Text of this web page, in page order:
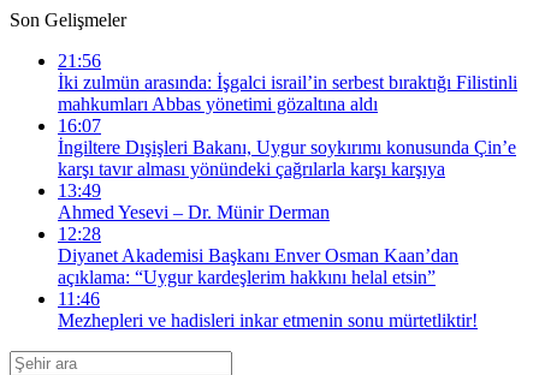
Son Gelişmeler
21:56
İki zulmün arasında: İşgalci israil’in serbest bıraktığı Filistinli
mahkumları Abbas yönetimi gözaltına aldı
16:07
İngiltere Dışişleri Bakanı, Uygur soykırımı konusunda Çin’e
karşı tavır alması yönündeki çağrılarla karşı karşıya
13:49
Ahmed Yesevi – Dr. Münir Derman
12:28
Diyanet Akademisi Başkanı Enver Osman Kaan’dan
açıklama: “Uygur kardeşlerim hakkını helal etsin”
11:46
Mezhepleri ve hadisleri inkar etmenin sonu mürtetliktir!